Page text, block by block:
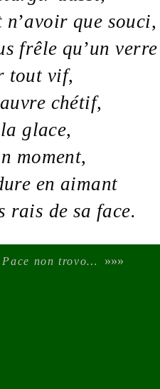
n’avoir que souci,
frêle qu’unverre
tout vif,
chétif,
glace,
moment,
en aimant
rais de sa face.
Pace non trovo… »»»